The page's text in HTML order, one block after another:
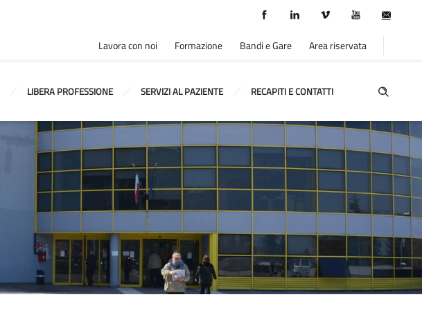
Lavora con noi Formazione Bandi e Gare Area riservata
LIBERA PROFESSIONE SERVIZI AL PAZIENTE RECAPITI E CONTATTI